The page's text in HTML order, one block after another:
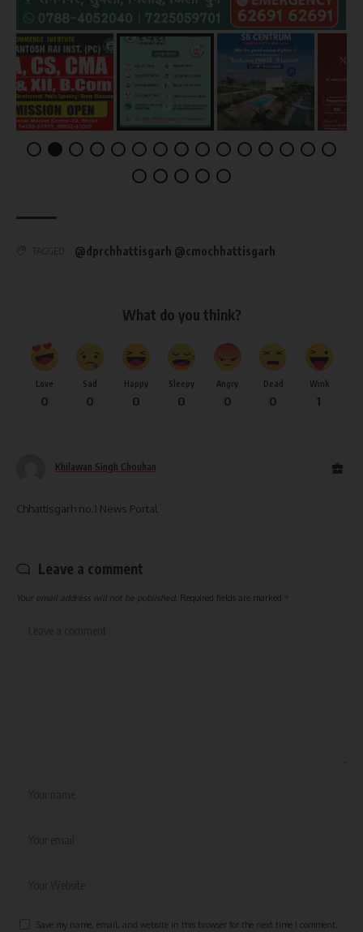
@dprchhattisgarh @cmochhattisgarh
What do you think?
Love
0
Sad
0
Happy
0
Sleepy
0
Angry
0
Dead
0
Wink
1
Khilawan Singh Chouhan
Chhattisgarh no.1 News Portal
Leave a comment
Your email address will not be published. Required fields are marked *
Save my name, email, and website in this browser for the next time I comment.